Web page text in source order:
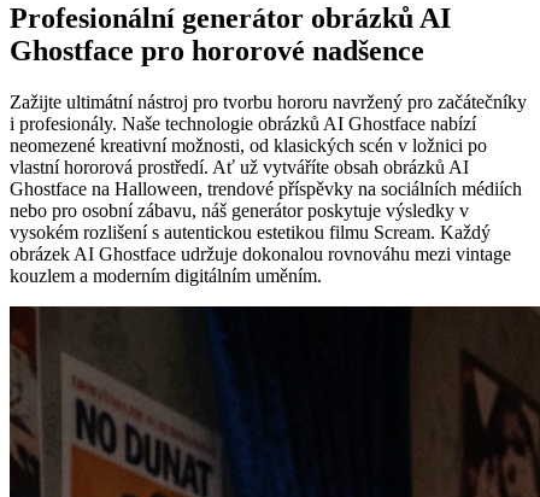
Profesionální generátor obrázků AI
Ghostface pro hororové nadšence
Zažijte ultimátní nástroj pro tvorbu hororu navržený pro začátečníky
i profesionály. Naše technologie obrázků AI Ghostface nabízí
neomezené kreativní možnosti, od klasických scén v ložnici po
vlastní hororová prostředí. Ať už vytváříte obsah obrázků AI
Ghostface na Halloween, trendové příspěvky na sociálních médiích
nebo pro osobní zábavu, náš generátor poskytuje výsledky v
vysokém rozlišení s autentickou estetikou filmu Scream. Každý
obrázek AI Ghostface udržuje dokonalou rovnováhu mezi vintage
kouzlem a moderním digitálním uměním.